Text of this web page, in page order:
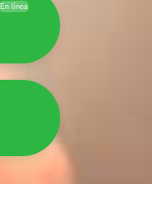
En línea